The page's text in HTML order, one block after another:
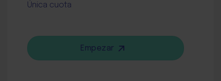
Única cuota
Empezar